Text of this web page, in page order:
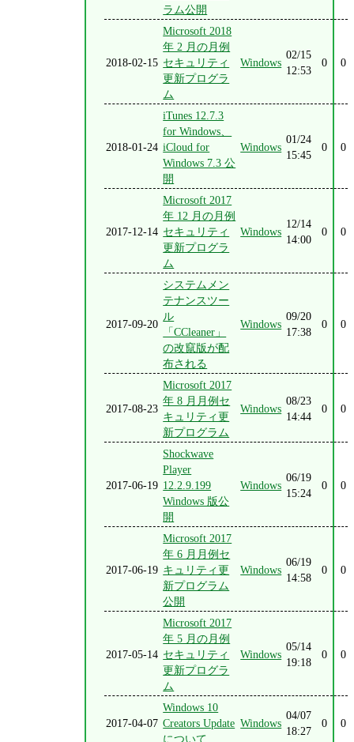
ラム公開
2018-02-15
Microsoft 2018
年 2 月の月例
セキュリティ
更新プログラ
ム
Windows
02/15
12:53
0 0
2018-01-24
iTunes 12.7.3
for Windows、
iCloud for
Windows 7.3 公
開
Windows
01/24
15:45
0 0
2017-12-14
Microsoft 2017
年 12 月の月例
セキュリティ
更新プログラ
ム
Windows
12/14
14:00
0 0
2017-09-20
システムメン
テナンスツー
ル
「CCleaner」
の改竄版が配
布される
Windows
09/20
17:38
0 0
2017-08-23
Microsoft 2017
年 8 月月例セ
キュリティ更
新プログラム
Windows
08/23
14:44
0 0
2017-06-19
Shockwave
Player
12.2.9.199
Windows 版公
開
Windows
06/19
15:24
0 0
2017-06-19
Microsoft 2017
年 6 月月例セ
キュリティ更
新プログラム
公開
Windows
06/19
14:58
0 0
2017-05-14
Microsoft 2017
年 5 月の月例
セキュリティ
更新プログラ
ム
Windows
05/14
19:18
0 0
2017-04-07
Windows 10
Creators Update
について
Windows
04/07
18:27
0 0